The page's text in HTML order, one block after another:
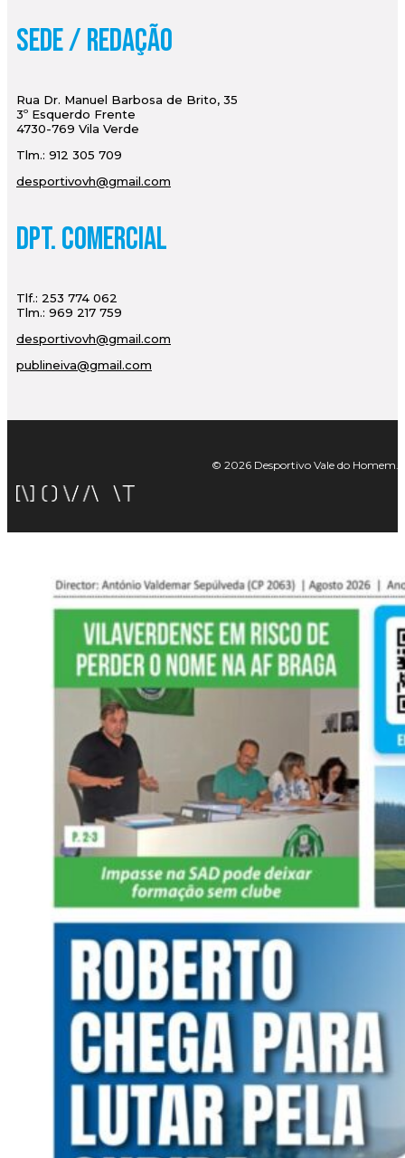
Sede / Redação
Rua Dr. Manuel Barbosa de Brito, 35
3º Esquerdo Frente
4730-769 Vila Verde
Tlm.: 912 305 709
desportivovh@gmail.com
Dpt. Comercial
Tlf.: 253 774 062
Tlm.: 969 217 759
desportivovh@gmail.com
publineiva@gmail.com
© 2026 Desportivo Vale do Homem.